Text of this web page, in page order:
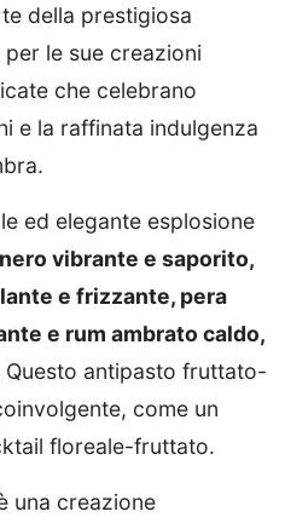
della prestigiosa
per le sue creazioni
che celebrano
e la raffinata indulgenza
ed elegante esplosione
vibrante e saporito,
e frizzante, pera
e rum ambrato caldo,
Questo antipasto fruttato-
come un
floreale-fruttato.
una creazione